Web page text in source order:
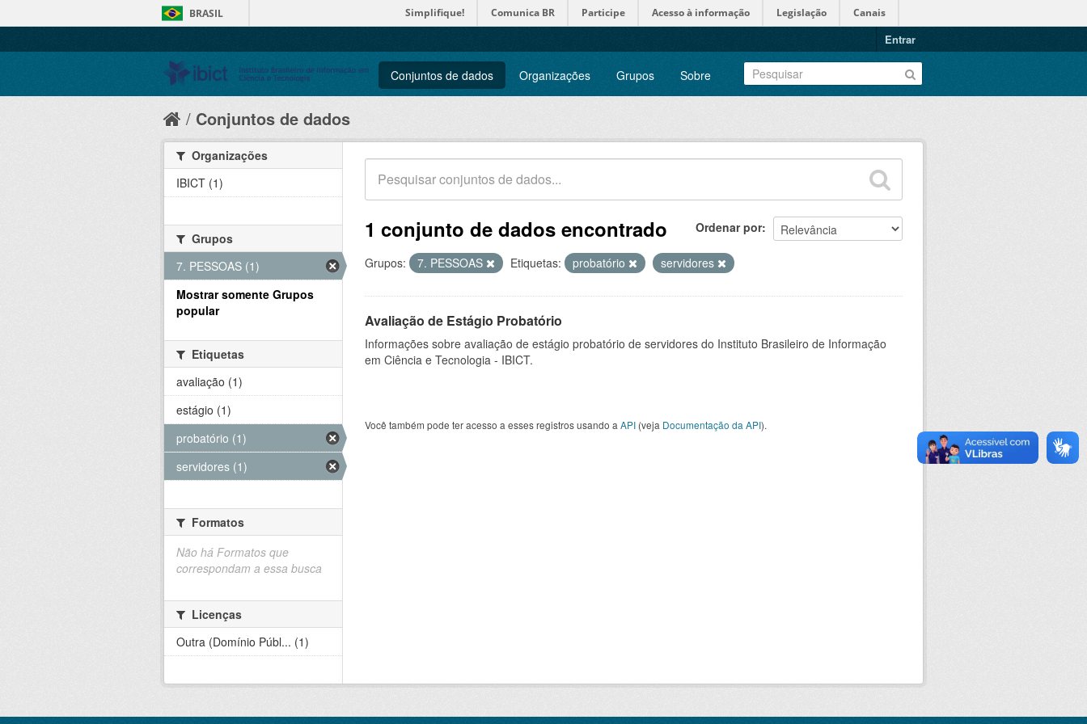
BRASIL Simplifique! Comunica BR Participe Acesso à informação Legislação Canais
Entrar
Conjuntos de dados Organizações Grupos Sobre
Conjuntos de dados
Ordenar por
1 conjunto de dados encontrado
Grupos: 7. PESSOAS Etiquetas: probatório servidores
Avaliação de Estágio Probatório
Informações sobre avaliação de estágio probatório de servidores do Instituto Brasileiro de Informação
em Ciência e Tecnologia - IBICT.
Você também pode ter acesso a esses registros usando a API (veja Documentação da API).
Organizações
IBICT (1)
Grupos
7. PESSOAS (1)
Mostrar somente Grupos
popular
Etiquetas
avaliação (1)
estágio (1)
probatório (1)
servidores (1)
Formatos
Não há Formatos que
correspondam a essa busca
Licenças
Outra (Domínio Públ... (1)